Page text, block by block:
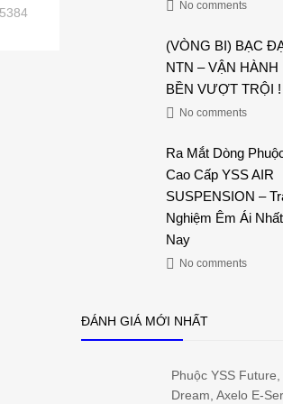
5384
No comments
(VÒNG BI) BẠC
NTN – VẬN HÀNH
BỀN VƯỢT TRỘI !
No comments
Ra Mắt Dòng
Cao Cấp YSS AIR
SUSPENSION –
Nghiệm Êm Ái
Nay
No comments
ĐÁNH GIÁ MỚI NHẤT
Phuộc YSS Future,
Dream, Axelo E-